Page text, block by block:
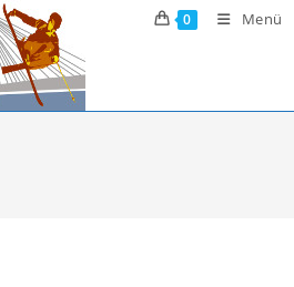
0 Menü